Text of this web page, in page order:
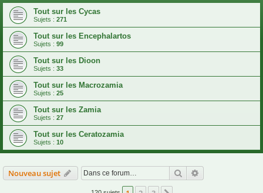
h
Tout sur les Cycas
Sujets : 271
Tout sur les Encephalartos
Sujets : 99
Tout sur les Dioon
Sujets : 33
Tout sur les Macrozamia
Sujets : 25
Tout sur les Zamia
Sujets : 27
Tout sur les Ceratozamia
Sujets : 10
Nouveau sujet Rechercher